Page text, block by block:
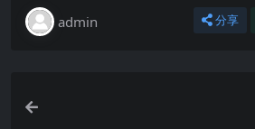
admin 分享